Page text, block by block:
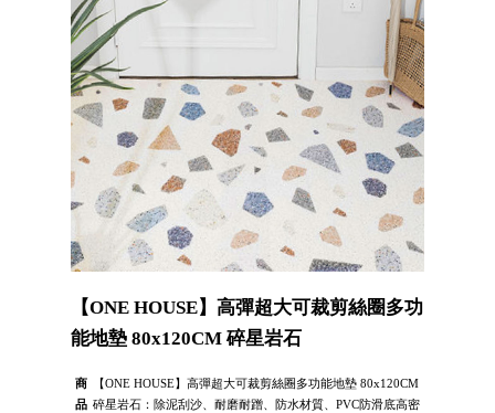
【ONE HOUSE】高彈超大可裁剪絲圈多功
能地墊 80x120CM 碎星岩石
商
品
【ONE HOUSE】高彈超大可裁剪絲圈多功能地墊 80x120CM
碎星岩石：除泥刮沙、耐磨耐蹭、防水材質、PVC防滑底高密